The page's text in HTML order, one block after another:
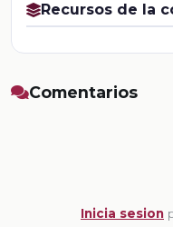
Recursos de la
Comentarios
Inicia sesion